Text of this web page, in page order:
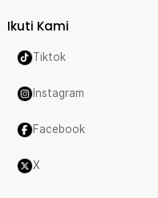
Ikuti Kami
Tiktok
Instagram
Facebook
X